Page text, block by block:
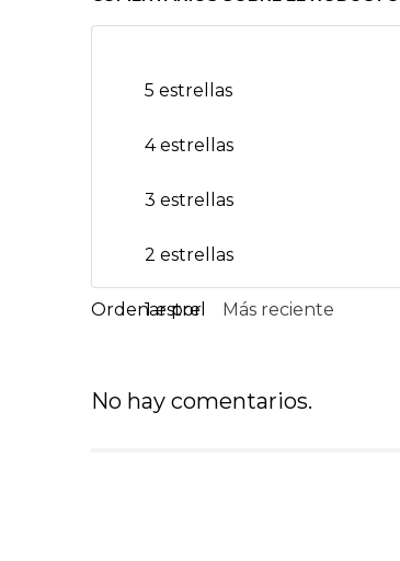
5 estrellas
4 estrellas
3 estrellas
2 estrellas
1 estrella Más reciente
No hay comentarios.